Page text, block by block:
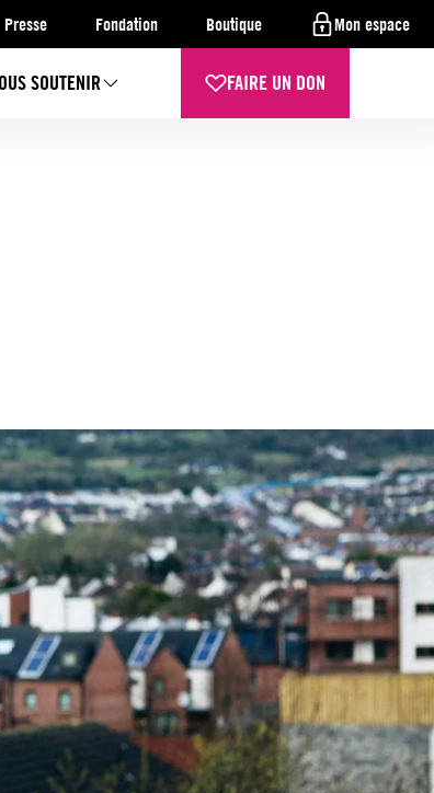
Presse Fondation Boutique Mon espace
SOUTENIR FAIRE UN DON